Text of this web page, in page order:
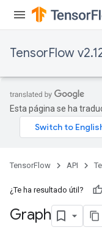
TensorFlow
Esta página se ha
TensorFlow API
¿Te ha resultado útil?
Graph